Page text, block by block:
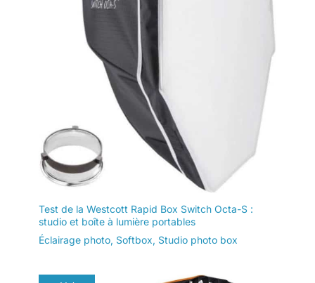
Test de la Westcott Rapid Box Switch Octa-S :
studio et boîte à lumière portables
Éclairage photo, Softbox, Studio photo box